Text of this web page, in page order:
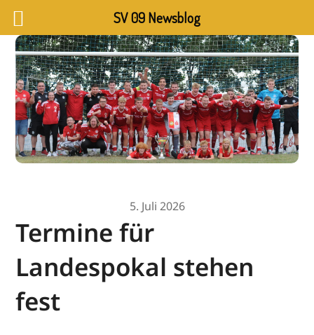
5. Juli 2026
Termine für
Landespokal stehen
fest
SV 09 Newsblog